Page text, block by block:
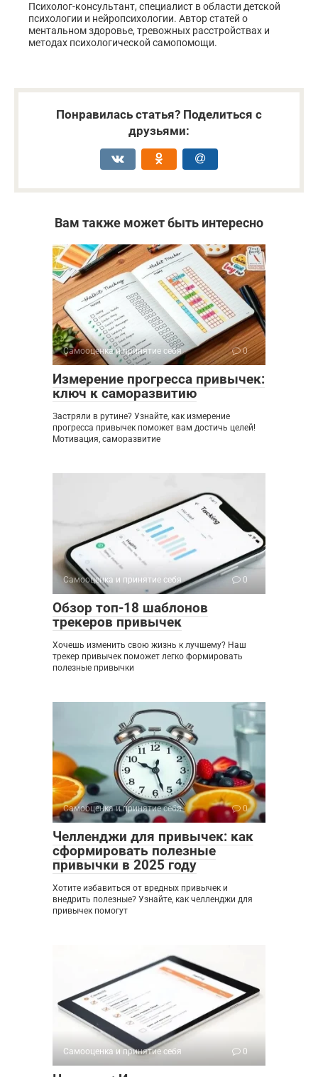
Психолог-консультант, специалист в области детской
психологии и нейропсихологии. Автор статей о
ментальном здоровье, тревожных расстройствах и
методах психологической самопомощи.
Понравилась статья? Поделиться с
друзьями:
Вам также может быть интересно
Самооценка и принятие себя 0
Измерение прогресса привычек:
ключ к саморазвитию
Застряли в рутине? Узнайте, как измерение
прогресса привычек поможет вам достичь целей!
Мотивация, саморазвитие
Самооценка и принятие себя 0
Обзор топ-18 шаблонов
трекеров привычек
Хочешь изменить свою жизнь к лучшему? Наш
трекер привычек поможет легко формировать
полезные привычки
Самооценка и принятие себя 0
Челленджи для привычек: как
сформировать полезные
привычки в 2025 году
Хотите избавиться от вредных привычек и
внедрить полезные? Узнайте, как челленджи для
привычек помогут
Самооценка и принятие себя 0